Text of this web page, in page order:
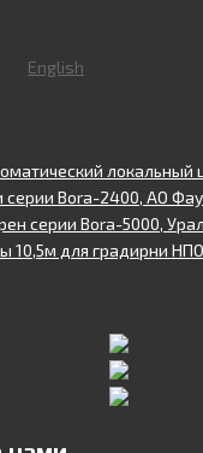
English
локальный
серии Bora-2400, АО
серии Bora-5000,
10,5м для градирни